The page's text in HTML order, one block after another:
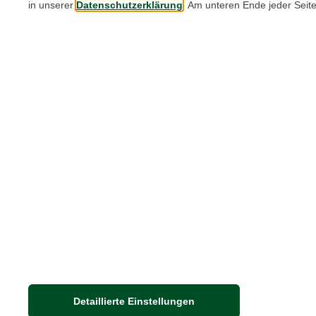
in unserer Datenschutzerklärung . Am unteren Ende jeder
Detaillierte Einstellungen